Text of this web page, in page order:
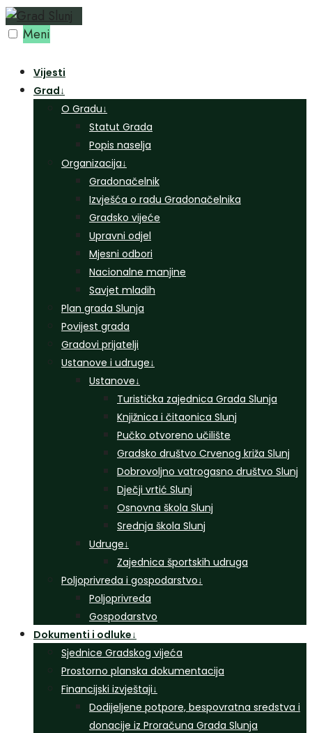
Preskoči
na Meni
Vijesti
Grad↓
O Gradu↓
Statut Grada
Popis naselja
Organizacija↓
Gradonačelnik
Izvješća o radu Gradonačelnika
Gradsko vijeće
Upravni odjel
Mjesni odbori
Nacionalne manjine
Savjet mladih
Plan grada Slunja
Povijest grada
Gradovi prijatelji
Ustanove i udruge↓
Ustanove↓
Turistička zajednica Grada Slunja
Knjižnica i čitaonica Slunj
Pučko otvoreno učilište
Gradsko društvo Crvenog križa Slunj
Dobrovoljno vatrogasno društvo Slunj
Dječji vrtić Slunj
Osnovna škola Slunj
Srednja škola Slunj
Udruge↓
Zajednica športskih udruga
Poljoprivreda i gospodarstvo↓
Poljoprivreda
Gospodarstvo
Dokumenti i odluke↓
Sjednice Gradskog vijeća
Prostorno planska dokumentacija
Financijski izvještaji↓
Dodijeljene potpore, bespovratna sredstva i
donacije iz Proračuna Grada Slunja